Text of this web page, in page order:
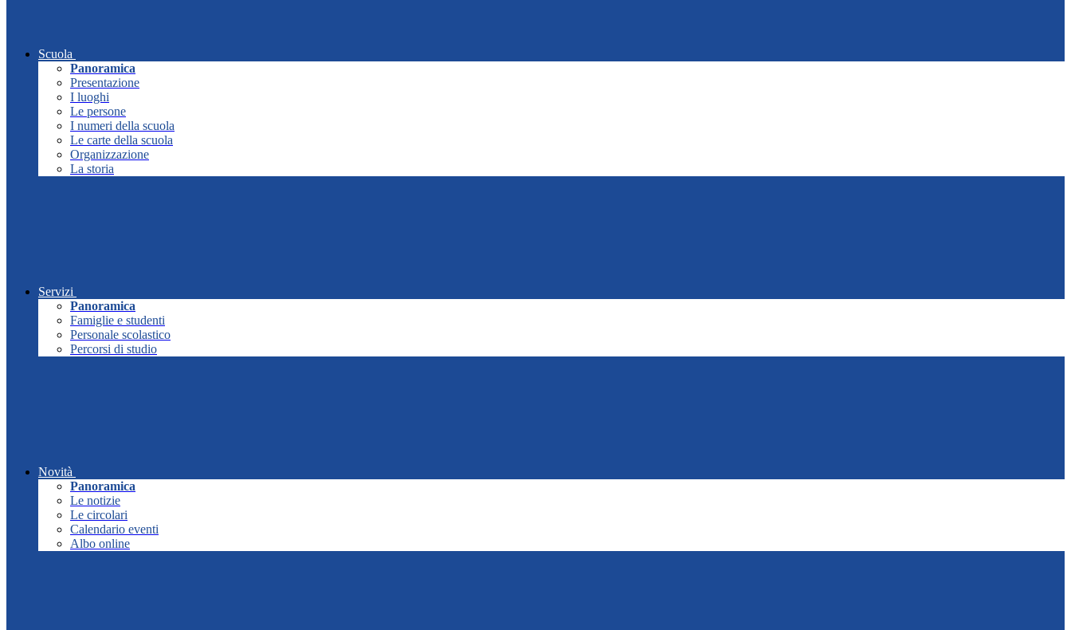
Scuola
Panoramica
Presentazione
I luoghi
Le persone
I numeri della scuola
Le carte della scuola
Organizzazione
La storia
Servizi
Panoramica
Famiglie e studenti
Personale scolastico
Percorsi di studio
Novità
Panoramica
Le notizie
Le circolari
Calendario eventi
Albo online